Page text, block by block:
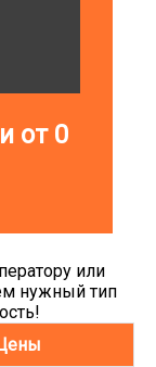
от 0
или
нужный тип